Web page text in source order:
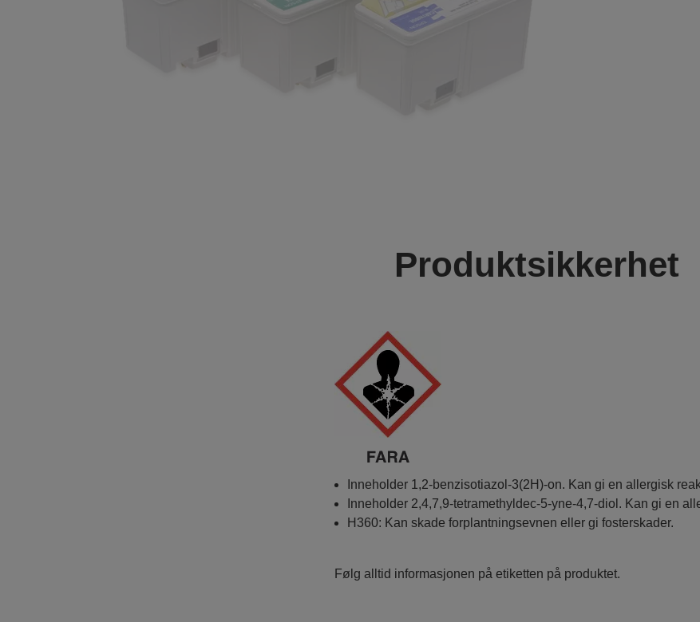
Produktsikkerhet
Inneholder 1,2-benzisotiazol-3(2H)-on. Kan gi en allergisk
Inneholder 2,4,7,9-tetramethyldec-5-yne-4,7-diol. Kan gi en
H360: Kan skade forplantningsevnen eller gi fosterskader.
Følg alltid informasjonen på etiketten på produktet.